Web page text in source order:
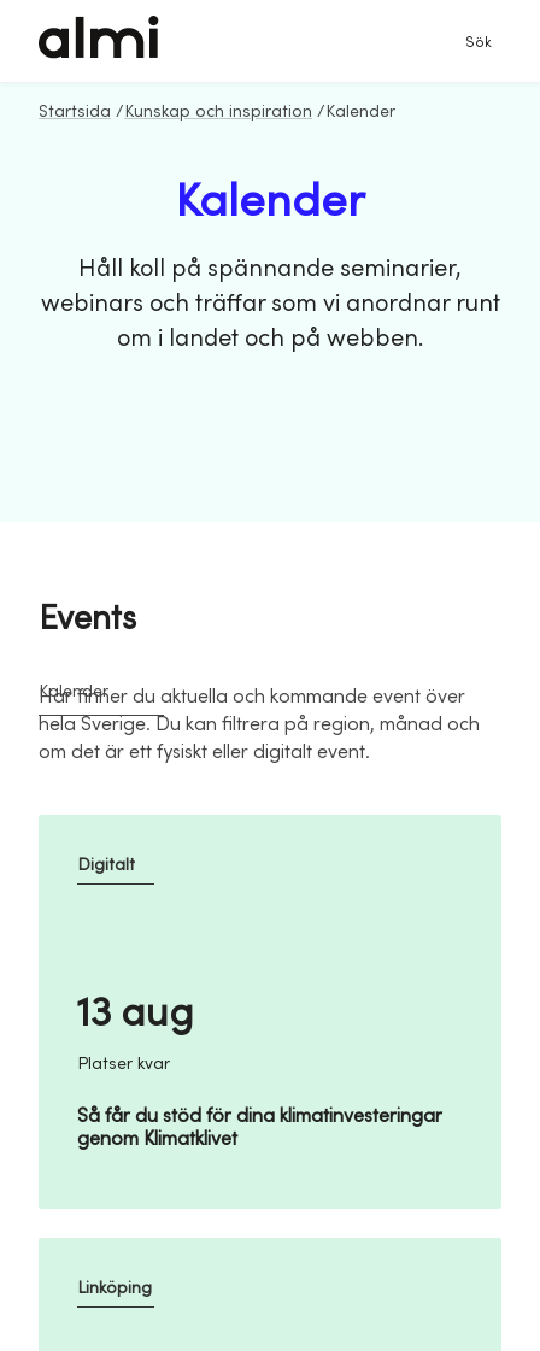
Sök
Startsida / Kunskap och inspiration / Kalender
Kalender
Håll koll på spännande seminarier,
webinars och träffar som vi anordnar runt
om i landet och på webben.
Events
Kalender
Här finner du aktuella och kommande event över
hela Sverige. Du kan filtrera på region, månad och
om det är ett fysiskt eller digitalt event.
Så får du stöd för dina klimatinvesteringar
genom Klimatklivet
13 aug
Platser kvar
Digitalt
Linköping